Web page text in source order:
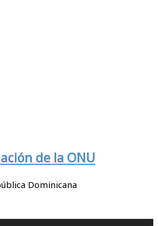
de la ONU
Dominicana